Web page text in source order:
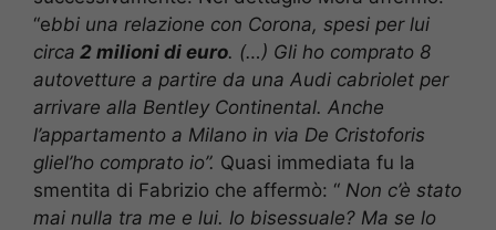
“ebbi una relazione con Corona, spesi per lui
circa 2 milioni di euro. (…) Gli ho comprato 8
autovetture a partire da una Audi cabriolet per
arrivare alla Bentley Continental. Anche
l’appartamento a Milano in via De Cristoforis
gliel’ho comprato io”. Quasi immediata fu la
smentita di Fabrizio che affermò: “ Non c’è stato
mai nulla tra me e lui. Io bisessuale? Ma se lo